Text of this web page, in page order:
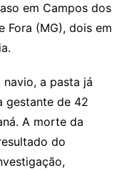
em Campos dos
Fora (MG), dois em
a pasta já
gestante de 42
A morte da
do